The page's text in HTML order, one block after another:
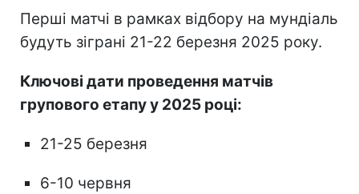
Перші матчі в рамках відбору на мундіаль
будуть зіграні 21-22 березня 2025 року.
Ключові дати проведення матчів
групового етапу у 2025 році:
21-25 березня
6-10 червня